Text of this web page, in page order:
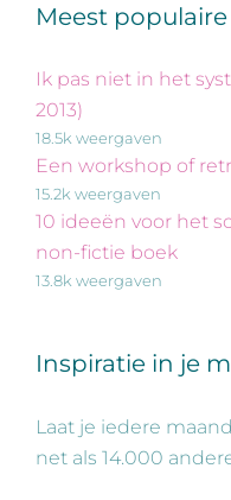
Meest
Ik pas niet in het
2013)
18.5k weergaven
Een workshop of
15.2k weergaven
10 ideeën voor het
non-fictie boek
13.8k weergaven
Inspiratie in je
Laat je iedere
net als 14.000